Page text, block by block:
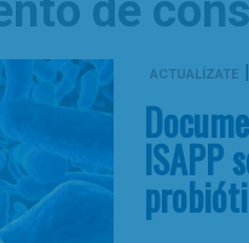
de
ACTUALÍZATE |
ISAPP